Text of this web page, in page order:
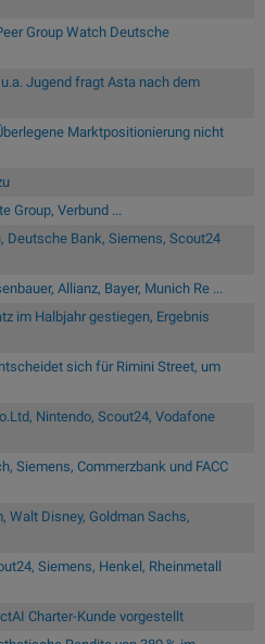
Group Watch Deutsche
Jugend fragt Asta nach dem
Marktpositionierung nicht
Group, Verbund ...
Deutsche Bank, Siemens, Scout24
Allianz, Bayer, Munich Re ...
im Halbjahr gestiegen, Ergebnis
sich für Rimini Street, um
Nintendo, Scout24, Vodafone
Siemens, Commerzbank und FACC
Walt Disney, Goldman Sachs,
Siemens, Henkel, Rheinmetall
Charter-Kunde vorgestellt